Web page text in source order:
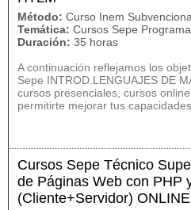
Método: Curso Inem
Temática: Cursos Sepe
Duración: 35 horas
A continuación reflejamos los
Sepe INTROD.LENGUAJES DE
cursos presenciales, cursos
permitirte mejorar tus
Cursos Sepe Técnico
de Páginas Web con PHP
(Cliente+Servidor) ONLINE